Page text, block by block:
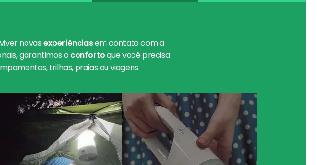
novasexperiênciasem contato com a
garantimos oconforto que você precisa
trilhas, praias ou viagens.